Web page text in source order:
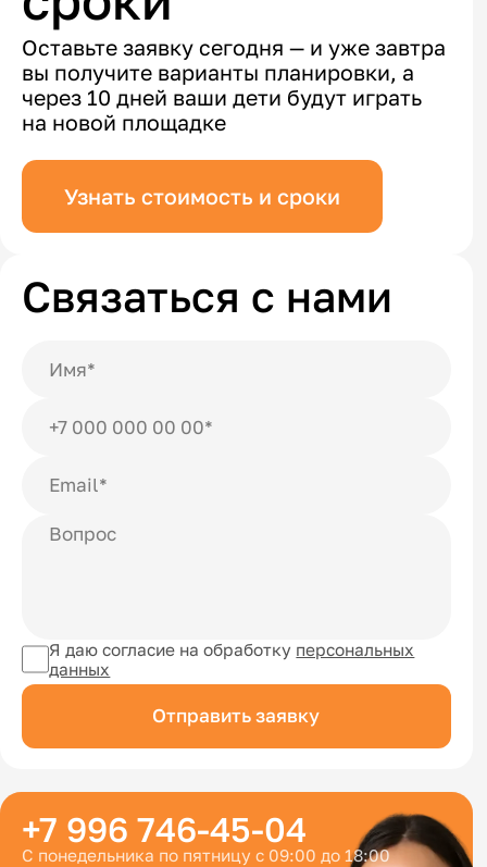
Оставьте заявку сегодня — и уже завтра
вы получите варианты планировки, а
через 10 дней ваши дети будут играть
на новой площадке
Узнать стоимость и сроки
Связаться с нами
Я даю согласие на обработку персональных
данных
Отправить заявку
+7 996 746-45-04
С понедельника по пятницу с 09:00 до 18:00